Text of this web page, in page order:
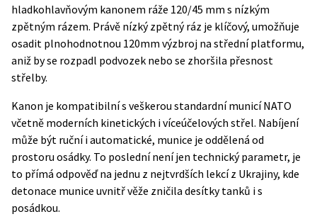
hladkohlavňovým kanonem ráže 120/45 mm s nízkým
zpětným rázem. Právě nízký zpětný ráz je klíčový, umožňuje
osadit plnohodnotnou 120mm výzbroj na střední platformu,
aniž by se rozpadl podvozek nebo se zhoršila přesnost
střelby.
Kanon je kompatibilní s veškerou standardní municí NATO
včetně moderních kinetických i víceúčelových střel. Nabíjení
může být ruční i automatické, munice je oddělená od
prostoru osádky. To poslední není jen technický parametr, je
to přímá odpověď na jednu z nejtvrdších lekcí z Ukrajiny, kde
detonace munice uvnitř věže zničila desítky tanků i s
posádkou.